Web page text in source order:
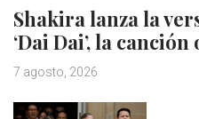
Shakira lanza la
‘Dai Dai’, la
7 agosto, 2026